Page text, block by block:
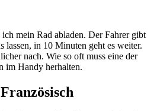
mein Rad abladen. Der Fahrer gibt
lassen, in 10 Minuten geht es weiter.
nach. Wie so oft muss eine der
im Handy herhalten.